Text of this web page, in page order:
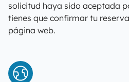
solicitud haya sido aceptada
tienes que confirmar tu
página web.